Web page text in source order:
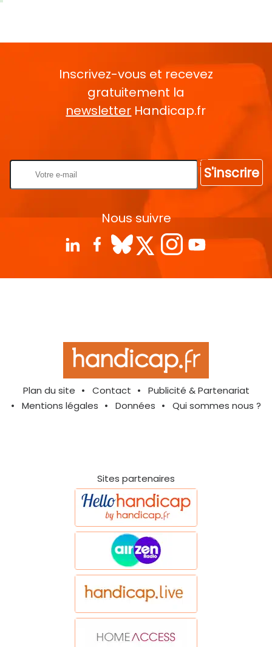
Inscrivez-vous et recevez
gratuitement la
newsletter Handicap.fr
S'inscrire
Nous suivre
Plan du site Contact
Publicité & Partenariat
Mentions légales
Données Qui sommes nous ?
Sites partenaires